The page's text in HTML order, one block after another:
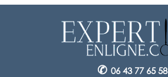
✆ 06 43 77 65 58